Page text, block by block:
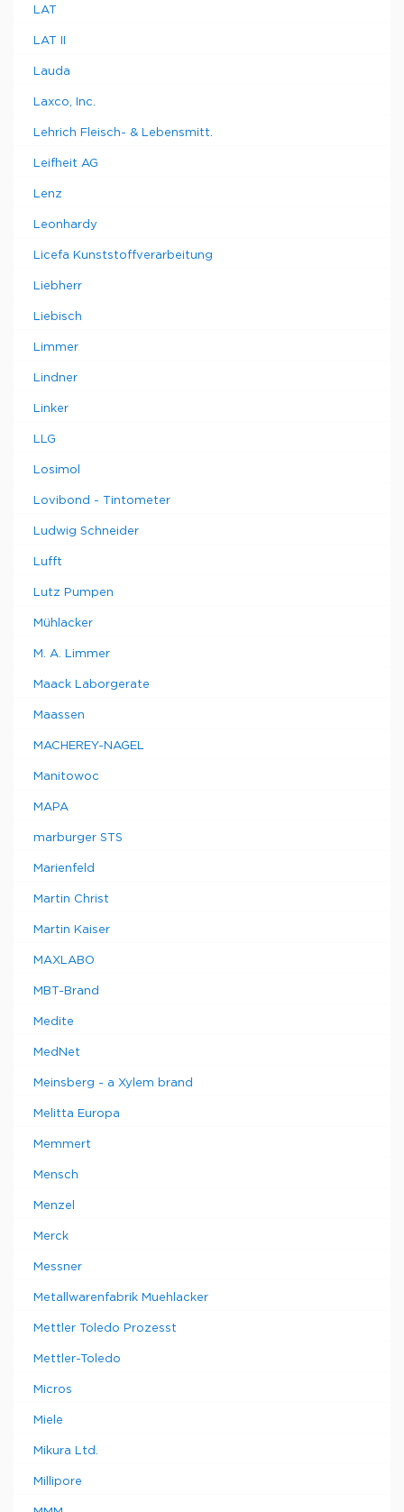
LAT
LAT II
Lauda
Laxco, Inc.
Lehrich Fleisch- & Lebensmitt.
Leifheit AG
Lenz
Leonhardy
Licefa Kunststoffverarbeitung
Liebherr
Liebisch
Limmer
Lindner
Linker
LLG
Losimol
Lovibond - Tintometer
Ludwig Schneider
Lufft
Lutz Pumpen
Mühlacker
M. A. Limmer
Maack Laborgerate
Maassen
MACHEREY-NAGEL
Manitowoc
MAPA
marburger STS
Marienfeld
Martin Christ
Martin Kaiser
MAXLABO
MBT-Brand
Medite
MedNet
Meinsberg - a Xylem brand
Melitta Europa
Memmert
Mensch
Menzel
Merck
Messner
Metallwarenfabrik Muehlacker
Mettler Toledo Prozesst
Mettler-Toledo
Micros
Miele
Mikura Ltd.
Millipore